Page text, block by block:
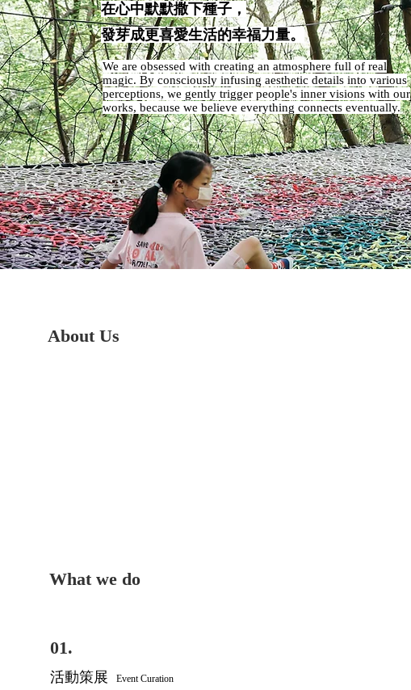
在心中默默撒下種子，
發芽成更喜愛生活的幸福力量。
We are obsessed with creating an atmosphere full of real
magic. By consciously infusing aesthetic details into various
perceptions, we gently trigger people's inner visions with our
works, because we believe everything connects eventually.
About Us
What we do
01.
​活動策展Event Curation